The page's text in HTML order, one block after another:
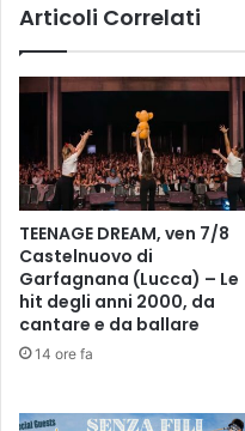
U
T
I
A
N
A
P
E
R
S
A
v
M
t
e
a
n
o
:
r
Articoli Correlati
TEENAGE DREAM, ven 7/8
Castelnuovo di
Garfagnana (Lucca) – Le
hit degli anni 2000, da
cantare e da ballare
14 ore fa